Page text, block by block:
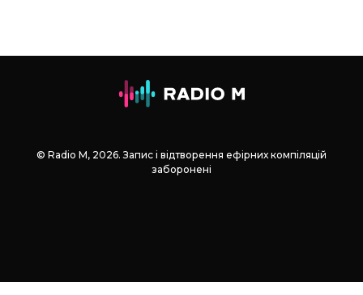
© Radio М, 2026. Запис і відтворення ефірних компіляцій
заборонені